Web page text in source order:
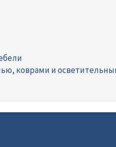
коврами и